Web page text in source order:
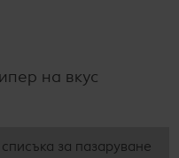
на вкус
за пазаруване